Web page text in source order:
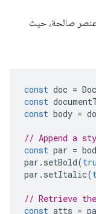
صالحة، حيث
const doc =
const
const body =
// Append a
const par =
par . setBold(
par . setItalic(
// Retrieve
const atts =